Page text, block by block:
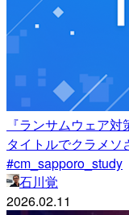
『ランサムウェア
タイトルでクラメソ
#cm_sapporo_study
石川覚
2026.02.11